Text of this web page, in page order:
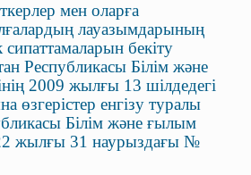
мен оларға
лауазымдарының
сипаттамаларын бекіту
Республикасы Білім және
2009 жылғы 13 шілдедегі
енгізу туралы
Білім және ғылым
жылғы 31 наурыздағы №